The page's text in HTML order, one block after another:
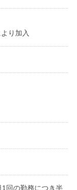
り加入
回の勤務につき半